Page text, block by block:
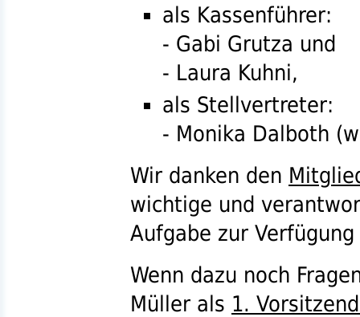
als Kassenführer:
- Gabi Grutza und
- Laura Kuhni,
als Stellvertreter:
- Monika Dalboth
Wir danken den
wichtige und
Aufgabe zur
Wenn dazu noch
Müller als 1.